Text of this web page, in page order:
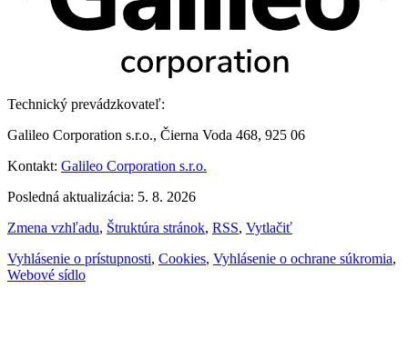
Technický prevádzkovateľ:
Galileo Corporation s.r.o., Čierna Voda 468, 925 06
Kontakt: Galileo Corporation s.r.o.
Posledná aktualizácia: 5. 8. 2026
Zmena vzhľadu, Štruktúra stránok, RSS, Vytlačiť
Vyhlásenie o prístupnosti, Cookies, Vyhlásenie o ochrane súkromia,
Webové sídlo